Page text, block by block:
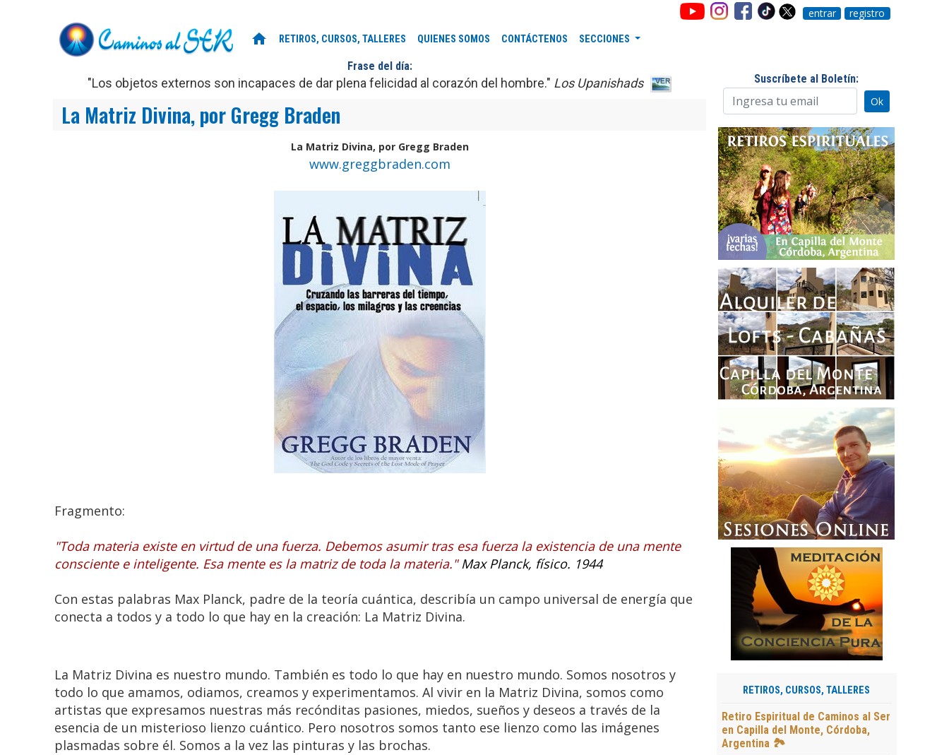
entrar registro
home RETIROS, CURSOS, TALLERES QUIENES SOMOS CONTÁCTENOS SECCIONES
Frase del día:
"Los objetos externos son incapaces de dar plena felicidad al corazón del hombre." Los Upanishads
La Matriz Divina, por Gregg Braden
La Matriz Divina, por Gregg Braden
www.greggbraden.com
Fragmento:
"Toda materia existe en virtud de una fuerza. Debemos asumir tras esa fuerza la existencia de una mente
consciente e inteligente. Esa mente es la matriz de toda la materia." Max Planck, físico. 1944
Con estas palabras Max Planck, padre de la teoría cuántica, describía un campo universal de energía que
conecta a todos y a todo lo que hay en la creación: La Matriz Divina.
La Matriz Divina es nuestro mundo. También es todo lo que hay en nuestro mundo. Somos nosotros y
todo lo que amamos, odiamos, creamos y experimentamos. Al vivir en la Matriz Divina, somos como
artistas que expresamos nuestras más recónditas pasiones, miedos, sueños y deseos a través de la
esencia de un misterioso lienzo cuántico. Pero nosotros somos tanto ese lienzo como las imágenes
plasmadas sobre él. Somos a la vez las pinturas y las brochas.
Suscríbete al Boletín:
RETIROS, CURSOS, TALLERES
Retiro Espiritual de Caminos al Ser
en Capilla del Monte, Córdoba,
Argentina 🏞️